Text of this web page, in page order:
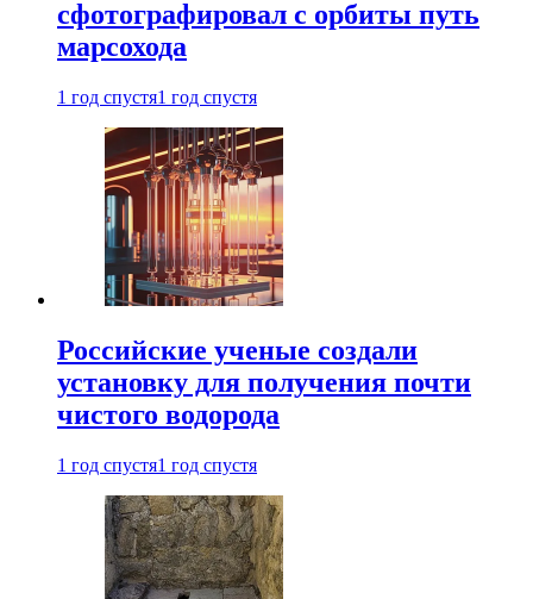
сфотографировал с орбиты путь
марсохода
1 год спустя1 год спустя
Российские ученые создали
установку для получения почти
чистого водорода
1 год спустя1 год спустя